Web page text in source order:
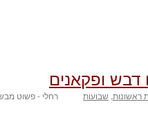
דבש ופקאנים
רחלי - פשוט ראשונות, שבועות